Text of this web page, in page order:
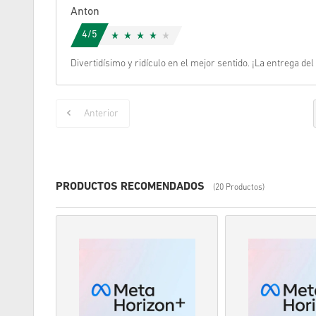
Anton
4/5
Divertidísimo y ridículo en el mejor sentido. ¡La entrega
Anterior
PRODUCTOS RECOMENDADOS (20 Productos)